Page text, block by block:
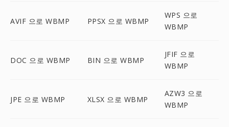
AVIF 으로 WBMP PPSX 으로 WBMP
WPS 으로
WBMP
DOC 으로 WBMP BIN 으로 WBMP
JFIF 으로
WBMP
JPE 으로 WBMP XLSX 으로 WBMP
AZW3 으로
WBMP